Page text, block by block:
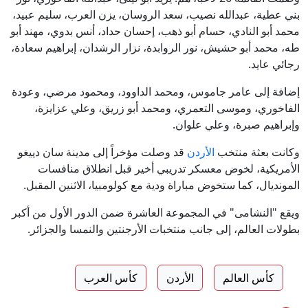
بني عطية، عبدالله نصيب، سعد الروسان، يزن العرب، سليم عبيد،
محمد أبو النادي، حسام أبو ذهب، إحسان حداد، أنس بدوي، مهند أبو
طه، محمد أبو حشيش، نور الروابدة، نزار الرشدان، إبراهيم سعادة،
رجائي عايد.
إضافة إلى عامر جاموس، ومحمد الداوود، ومحمود مرضي، وعودة
الفاخوري، وموسى التعمري، ومحمد أبو زريق، وعلي عزايزة،
وإبراهيم صبرة، وعلي علوان.
وكانت بعثة منتخب الأردن قد وصلت مؤخراً إلى مدينة سان دييغو
الأمريكية، لخوض معسكر تدريبي أخير قبل انطلاق منافسات
المونديال، كما ستخوض مباراة ودية مع كولومبيا، الاثنين المقبل.
ويقع "النشامى" في المجموعة العاشرة ضمن الدور الأول من أكبر
بطولات العالم، إلى جانب منتخبات الأرجنتين والنمسا والجزائر.
كأس العالم الأردن كأس العرب